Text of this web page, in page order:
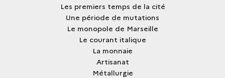
Les premiers temps de la cité
Une période de mutations
Le monopole de Marseille
Le courant italique
La monnaie
Artisanat
Métallurgie